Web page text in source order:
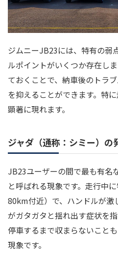
ジムニーJB23には、特有の弱
ルポイントがいくつか存在し
ておくことで、納車後のトラ
を抑えることができます。特
顕著に現れます。
ジャダ（通称：シミー）の
JB23ユーザーの間で最も有名
と呼ばれる現象です。走行中
80km付近）で、ハンドルが激
がガタガタと揺れ出す症状を
停車するまで収まらないこと
現象です。